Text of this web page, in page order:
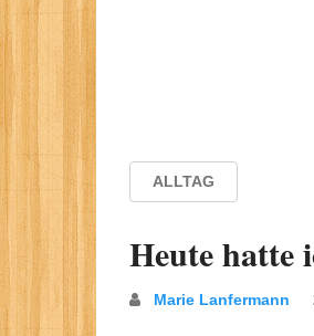
ALLTAG
Heute hatte
Marie Lanfermann